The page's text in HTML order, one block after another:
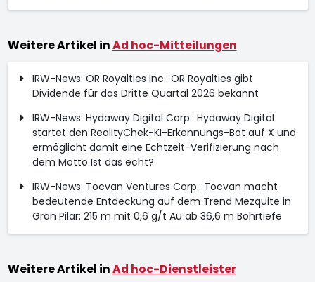
Weitere Artikel inAd hoc-Mitteilungen
IRW-News: OR Royalties Inc.: OR Royalties gibt
Dividende für das Dritte Quartal 2026 bekannt
IRW-News: Hydaway Digital Corp.: Hydaway Digital
startet den RealityChek-KI-Erkennungs-Bot auf X und
ermöglicht damit eine Echtzeit-Verifizierung nach
dem Motto Ist das echt?
IRW-News: Tocvan Ventures Corp.: Tocvan macht
bedeutende Entdeckung auf dem Trend Mezquite in
Gran Pilar: 215 m mit 0,6 g/t Au ab 36,6 m Bohrtiefe
Weitere Artikel inAd hoc-Dienstleister